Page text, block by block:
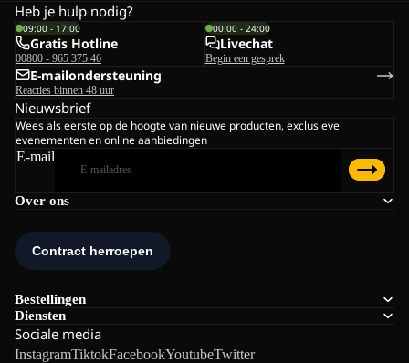
Over ons
Bestellingen
Diensten
Sociale media
InstagramTiktokFacebookYoutubeTwitter
Heb je hulp nodig?
09:00 - 17:00
Gratis Hotline
00800 - 965 375 46
00:00 - 24:00
Livechat
Begin een gesprek
E-mailondersteuning
Reacties binnen 48 uur
Nieuwsbrief
Wees als eerste op de hoogte van nieuwe producten, exclusieve
evenementen en online aanbiedingen
E-mail